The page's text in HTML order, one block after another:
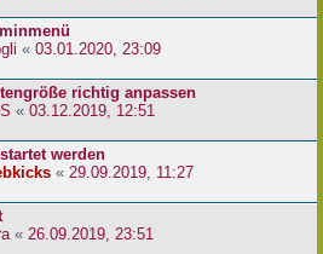
« 03.01.2020, 23:09
richtig anpassen
« 03.12.2019, 12:51
werden
« 29.09.2019, 11:27
« 26.09.2019, 23:51